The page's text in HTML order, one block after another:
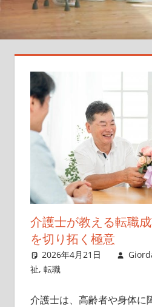
介護士が教える転職
を切り拓く極意
2026年4月21日
祉, 転職
介護士は、高齢者や身体に